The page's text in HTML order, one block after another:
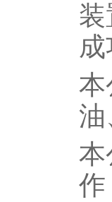
本
本
作